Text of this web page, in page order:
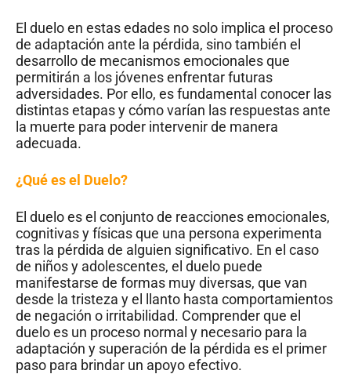
El duelo en estas edades no solo implica el proceso
de adaptación ante la pérdida, sino también el
desarrollo de mecanismos emocionales que
permitirán a los jóvenes enfrentar futuras
adversidades. Por ello, es fundamental conocer las
distintas etapas y cómo varían las respuestas ante
la muerte para poder intervenir de manera
adecuada.
¿Qué es el Duelo?
El duelo es el conjunto de reacciones emocionales,
cognitivas y físicas que una persona experimenta
tras la pérdida de alguien significativo. En el caso
de niños y adolescentes, el duelo puede
manifestarse de formas muy diversas, que van
desde la tristeza y el llanto hasta comportamientos
de negación o irritabilidad. Comprender que el
duelo es un proceso normal y necesario para la
adaptación y superación de la pérdida es el primer
paso para brindar un apoyo efectivo.